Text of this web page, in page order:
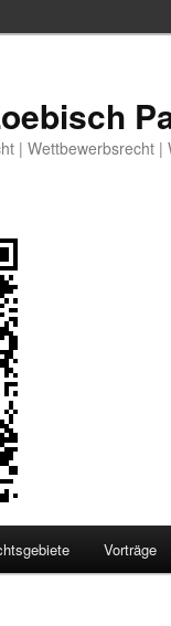
| Wettbewerbsrecht |
Vorträge